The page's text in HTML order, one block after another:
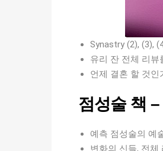
Synastry (2), (3),
유리 잔 전체 리뷰
언제 결혼 할 것인
점성술 책
예측 점성술의 예
변화의 신들, 전체